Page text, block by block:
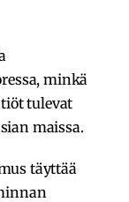
minkä
tulevat
maissa.
täyttää